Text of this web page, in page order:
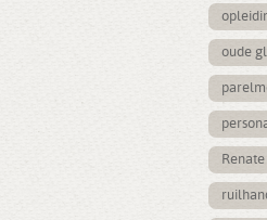
oude